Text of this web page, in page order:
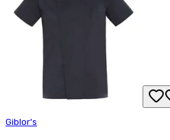
Giblor's